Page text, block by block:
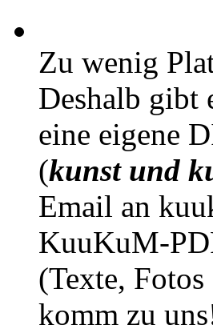
Zu wenig
Deshalb gibt
eine eigene
(kunst und
Email an
KuuKuM-
(Texte,
komm zu